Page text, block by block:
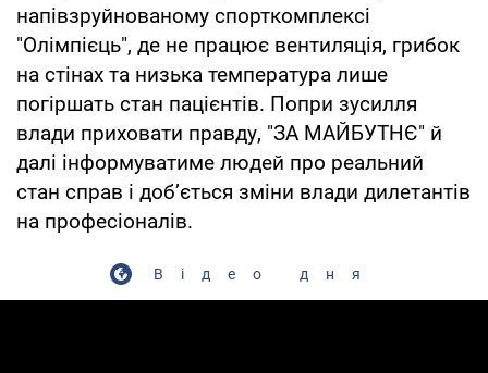
напівзруйнованому спорткомплексі
"Олімпієць", де не працює вентиляція, грибок
на стінах та низька температура лише
погіршать стан пацієнтів. Попри зусилля
влади приховати правду, "ЗА МАЙБУТНЄ" й
далі інформуватиме людей про реальний
стан справ і доб’ється зміни влади дилетантів
на професіоналів.
Відео дня